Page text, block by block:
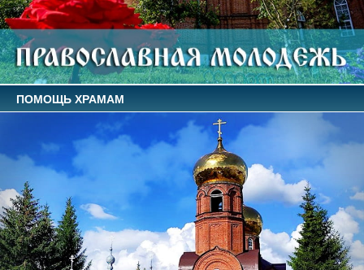
ПОМОЩЬ ХРАМАМ